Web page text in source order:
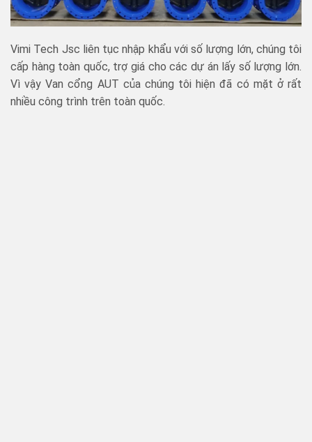
Vimi Tech Jsc liên tục nhập khẩu với số lượng lớn, chúng tôi
cấp hàng toàn quốc, trợ giá cho các dự án lấy số lượng lớn.
Vì vậy Van cổng AUT của chúng tôi hiện đã có mặt ở rất
nhiều công trình trên toàn quốc.